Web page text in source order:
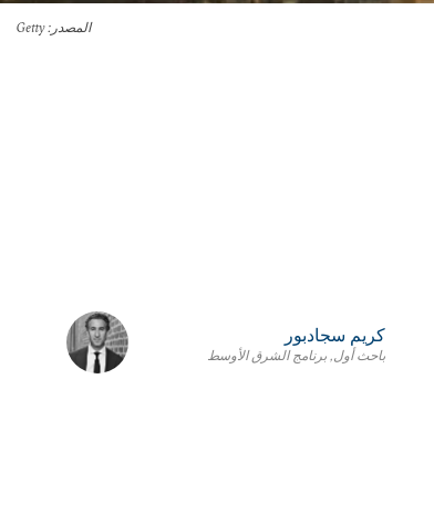
المصدر : Getty
كريم سجادبور
باحث أول, برنامج الشرق الأوسط